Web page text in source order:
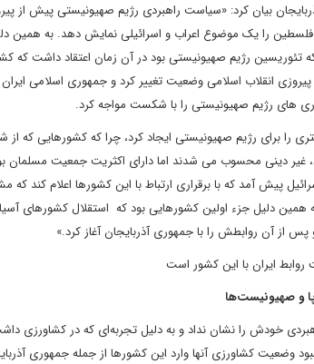
بیان کرد: «سیاست راهبردی رژیم صهیونیستی پیش از
فلسطین را یک موضوع اعراب و اسرائیلی نمایش دهد. به
رژیم صهیونیستی بود در آن زمان اعتقاد داشت که
انقلاب اسلامی وضعیت تغییر کرد و جمهوری اسلامی
های رژیم صهیونیستی را با شکست مواجه کرد.
در سال ۱۹۹۱ فضای جدید و بهتری را برای رژیم صهیونیستی ایجاد کرد، چرا که
غیر دینی محسوب می شدند اما دارای اکثریت جمعیت
آمد که با برقراری ارتباط با این کشورها اعلام کند که
دلیل جزء اولین کشورهایی بود که استقلال کشورهای
پس از آن روابطش را با جمهوری آذربایجان آغاز کرد.»
ایران با این کشور است
و صهیونیست‌ها
کشاورزی آنها وارد این کشورها از جمله جمهوری